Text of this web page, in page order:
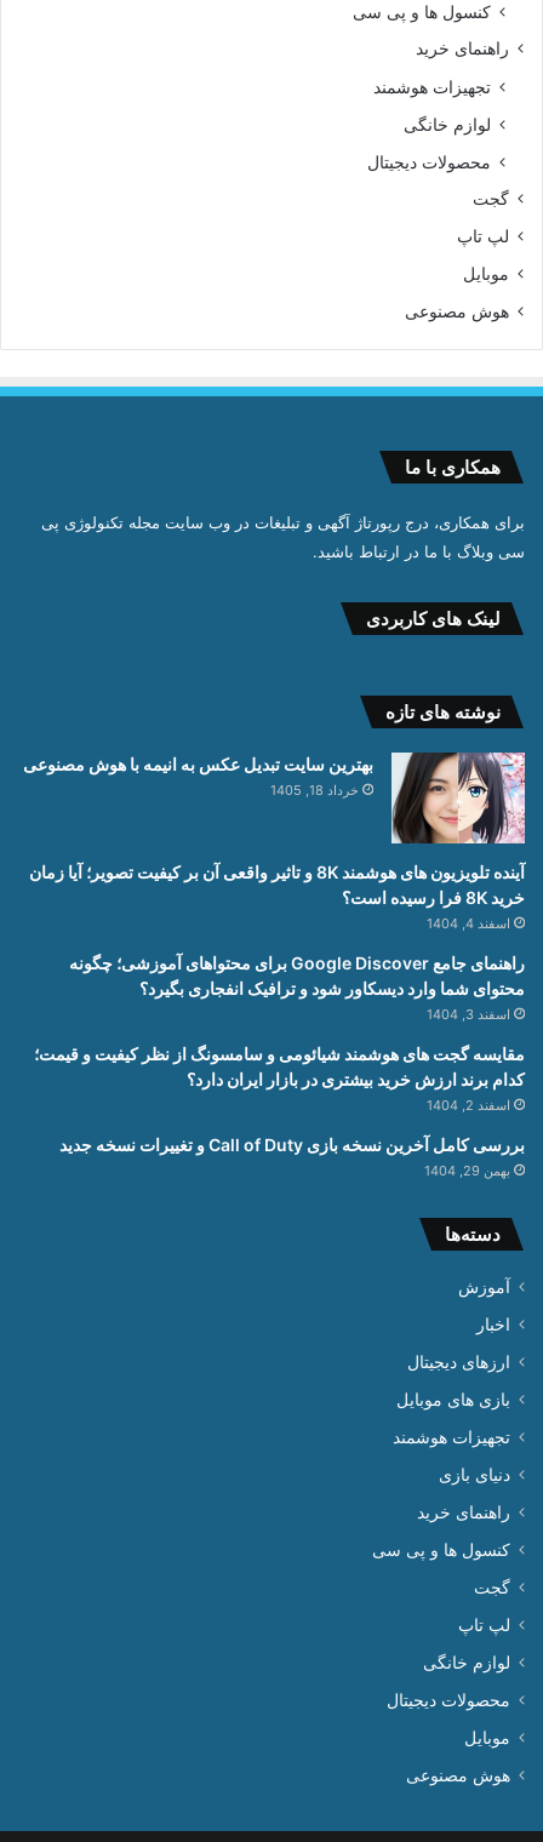
کنسول ها و پی سی
راهنمای خرید
تجهیزات هوشمند
لوازم خانگی
محصولات دیجیتال
گجت
لپ تاپ
موبایل
هوش مصنوعی
همکاری با ما
برای همکاری، درج رپورتاژ آگهی و تبلیغات در وب سایت مجله تکنولوژی پی
سی وبلاگ با ما در ارتباط باشید.
لینک های کاربردی
نوشته های تازه
بهترین سایت تبدیل عکس به انیمه با هوش مصنوعی
خرداد 18, 1405
آینده تلویزیون های هوشمند 8K و تاثیر واقعی آن بر کیفیت تصویر؛ آیا زمان
خرید 8K فرا رسیده است؟
اسفند 4, 1404
راهنمای جامع Google Discover برای محتواهای آموزشی؛ چگونه
محتوای شما وارد دیسکاور شود و ترافیک انفجاری بگیرد؟
اسفند 3, 1404
مقایسه گجت های هوشمند شیائومی و سامسونگ از نظر کیفیت و قیمت؛
کدام برند ارزش خرید بیشتری در بازار ایران دارد؟
اسفند 2, 1404
بررسی کامل آخرین نسخه بازی Call of Duty و تغییرات نسخه جدید
بهمن 29, 1404
دسته‌ها
آموزش
اخبار
ارزهای دیجیتال
بازی های موبایل
تجهیزات هوشمند
دنیای بازی
راهنمای خرید
کنسول ها و پی سی
گجت
لپ تاپ
لوازم خانگی
محصولات دیجیتال
موبایل
هوش مصنوعی